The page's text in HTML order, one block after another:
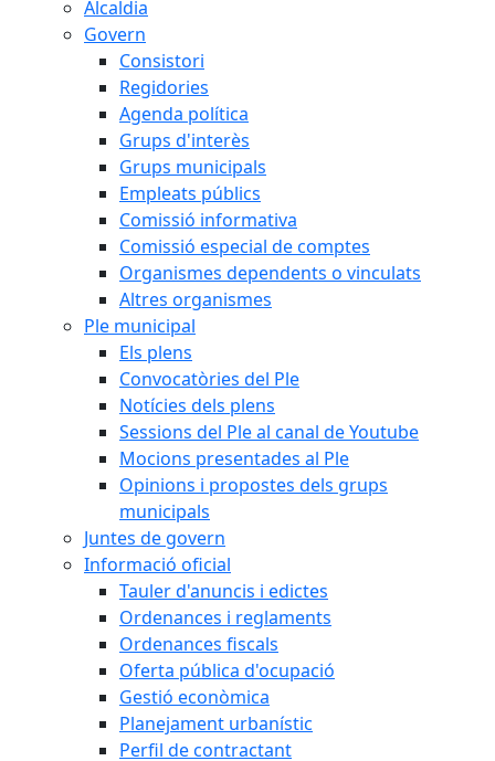
Alcaldia
Govern
Consistori
Regidories
Agenda política
Grups d'interès
Grups municipals
Empleats públics
Comissió informativa
Comissió especial de comptes
Organismes dependents o vinculats
Altres organismes
Ple municipal
Els plens
Convocatòries del Ple
Notícies dels plens
Sessions del Ple al canal de Youtube
Mocions presentades al Ple
Opinions i propostes dels grups
municipals
Juntes de govern
Informació oficial
Tauler d'anuncis i edictes
Ordenances i reglaments
Ordenances fiscals
Oferta pública d'ocupació
Gestió econòmica
Planejament urbanístic
Perfil de contractant